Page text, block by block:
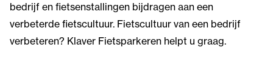
bedrijf en fietsenstallingen bijdragen aan een
verbeterde fietscultuur. Fietscultuur van een bedrijf
verbeteren? Klaver Fietsparkeren helpt u graag.